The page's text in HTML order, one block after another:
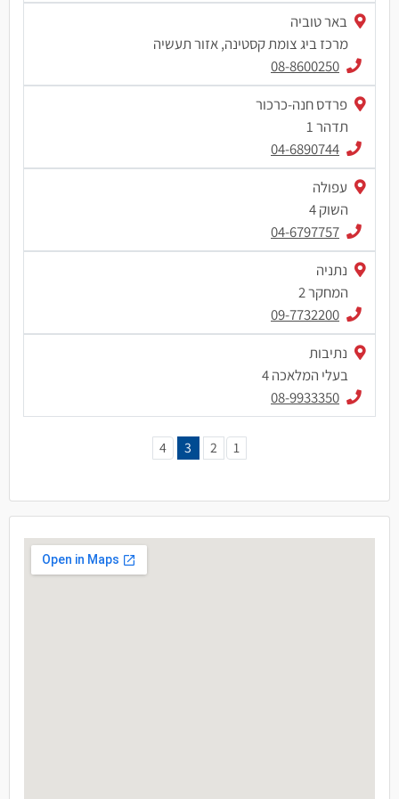
באר טוביה
מרכז ביג צומת קסטינה, אזור תעשיה
08-8600250
פרדס חנה-כרכור
תדהר 1
04-6890744
עפולה
השוק 4
04-6797757
נתניה
המחקר 2
09-7732200
נתיבות
בעלי המלאכה 4
08-9933350
1
2
3
4